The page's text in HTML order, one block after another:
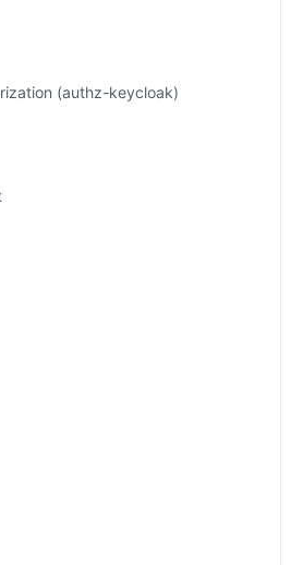
(authz-keycloak)